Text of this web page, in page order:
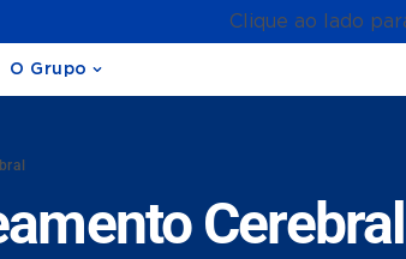
Clique ao lado
O Grupo
Cerebral